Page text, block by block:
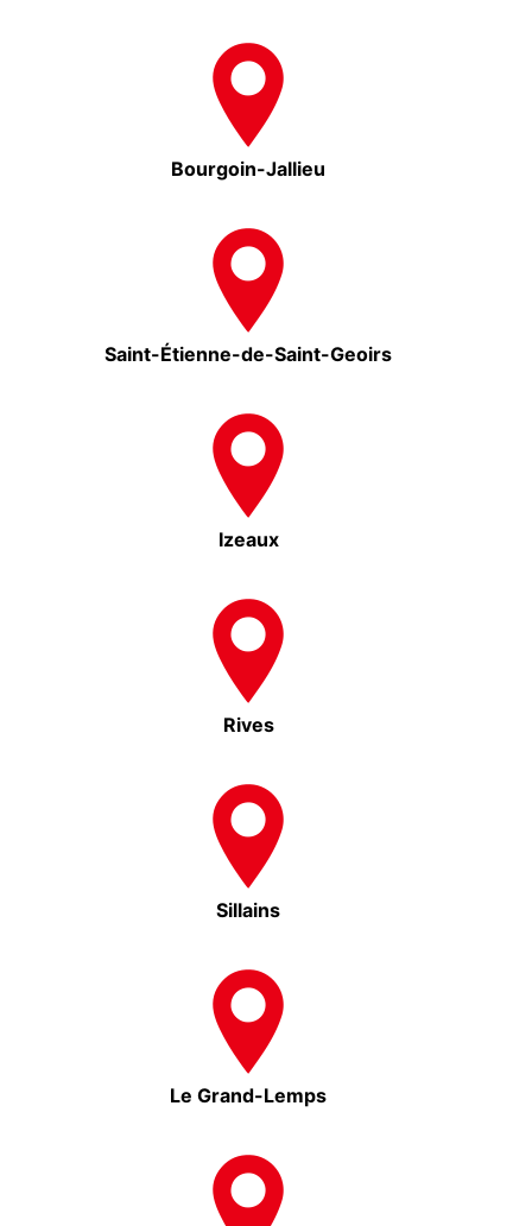
Bourgoin-Jallieu
Saint-Étienne-de-Saint-Geoirs
Izeaux
Rives
Sillains
Le Grand-Lemps